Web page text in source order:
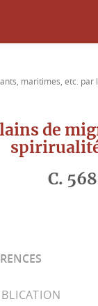
maritimes, etc.
de
C.